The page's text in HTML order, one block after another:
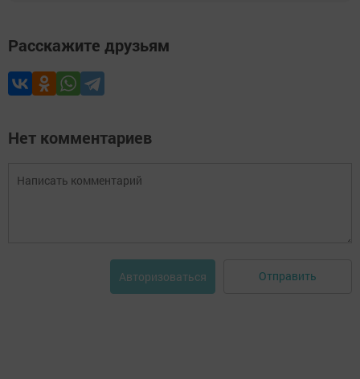
Расскажите друзьям
Нет комментариев
Авторизоваться Отправить